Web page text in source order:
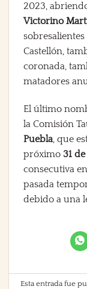
2023,
Victorino
Castellón,
coronada,
matadores
El último
la Comisión
Puebla, que
próximo 31
consecutiva
pasada
debido a una
Esta entrada fue